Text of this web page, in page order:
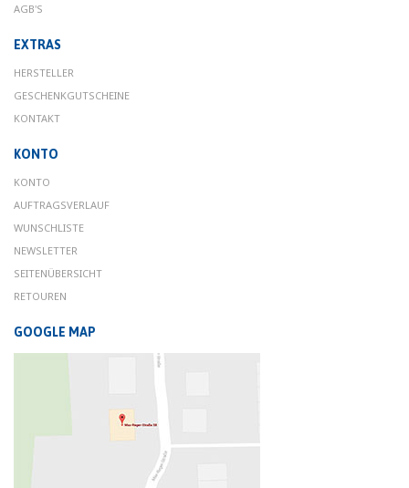
AGB'S
EXTRAS
HERSTELLER
GESCHENKGUTSCHEINE
KONTAKT
KONTO
KONTO
AUFTRAGSVERLAUF
WUNSCHLISTE
NEWSLETTER
SEITENÜBERSICHT
RETOUREN
GOOGLE MAP